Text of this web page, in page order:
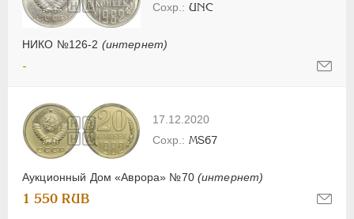
НИКО №126-2 (интернет)
UNC
-
17.12.2020
Аукционный Дом «Аврора» №70 (интернет)
MS67
1 550 RUB